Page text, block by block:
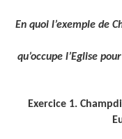
En quoi l’exemple de
qu’occupe l’Eglise
Exercice 1.